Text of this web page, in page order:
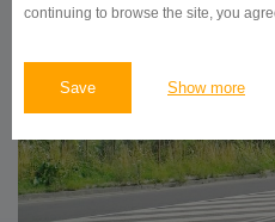
continuing to browse the site, you
Save Show more